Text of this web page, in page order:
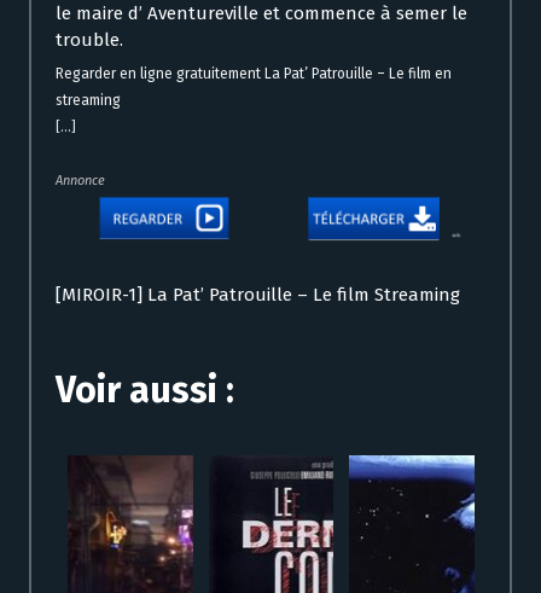
le maire d’ Aventureville et commence à semer le
trouble.
Regarder en ligne gratuitement La Pat’ Patrouille – Le film en
streaming
[...]
Annonce
[MIROIR-1] La Pat’ Patrouille – Le film Streaming
Voir aussi :